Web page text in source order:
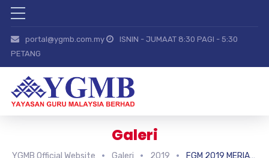
portal@ygmb.com.my
ISNIN - JUMAAT 8:30 PAGI - 5:30
PETANG
Galeri
YGMB Official Website Galeri 2019 FGM 2019 MERIAH, PENGUNJUNG TERUJA